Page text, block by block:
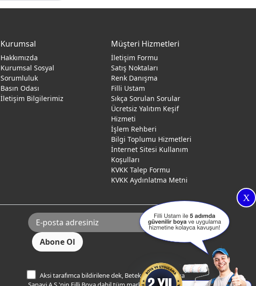
X
Kurumsal
Hakkımızda
Kurumsal Sosyal
Sorumluluk
Basın Odası
İletişim Bilgilerimiz
Müşteri Hizmetleri
İletişim Formu
Satış Noktaları
Renk Danışma
Filli Ustam
Sıkça Sorulan Sorular
Ücretsiz Yalıtım Keşif
Hizmeti
İşlem Rehberi
Bilgi Toplumu Hizmetleri
İnternet Sitesi Kullanım
Koşulları
KVKK Talep Formu
KVKK Aydınlatma Metni
Aksi tarafımca bildirilene dek, Betek Boya ve Kimya